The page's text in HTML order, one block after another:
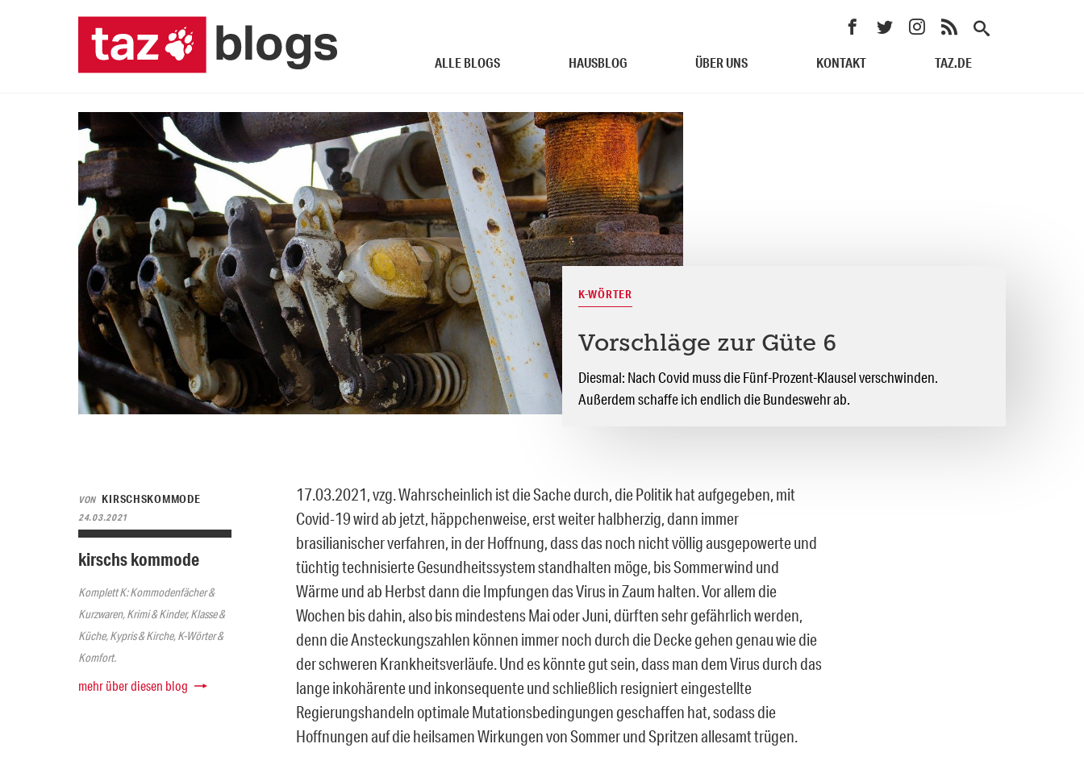
ALLE BLOGS HAUSBLOG ÜBER UNS KONTAKT TAZ.DE
K-WÖRTER
Vorschläge zur Güte 6
Diesmal: Nach Covid muss die Fünf-Prozent-Klausel verschwinden.
Außerdem schaffe ich endlich die Bundeswehr ab.
VON KIRSCHSKOMMODE
24.03.2021
kirschs kommode
Komplett K: Kommodenfächer &
Kurzwaren, Krimi & Kinder, Klasse &
Küche, Kypris & Kirche, K-Wörter &
Komfort.
mehr über diesen blog
17.03.2021, vzg. Wahrscheinlich ist die Sache durch, die Politik hat aufgegeben, mit
Covid-19 wird ab jetzt, häppchenweise, erst weiter halbherzig, dann immer
brasilianischer verfahren, in der Hoffnung, dass das noch nicht völlig ausgepowerte und
tüchtig technisierte Gesundheitssystem standhalten möge, bis Sommerwind und
Wärme und ab Herbst dann die Impfungen das Virus in Zaum halten. Vor allem die
Wochen bis dahin, also bis mindestens Mai oder Juni, dürften sehr gefährlich werden,
denn die Ansteckungszahlen können immer noch durch die Decke gehen genau wie die
der schweren Krankheitsverläufe. Und es könnte gut sein, dass man dem Virus durch das
lange inkohärente und inkonsequente und schließlich resigniert eingestellte
Regierungshandeln optimale Mutationsbedingungen geschaffen hat, sodass die
Hoffnungen auf die heilsamen Wirkungen von Sommer und Spritzen allesamt trügen.